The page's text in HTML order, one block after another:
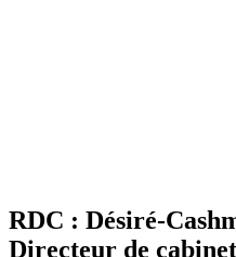
RDC : Désiré-
Directeur de